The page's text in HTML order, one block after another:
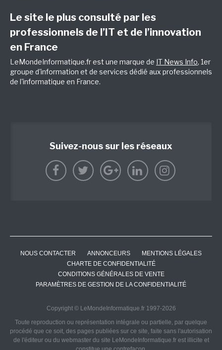
Le site le plus consulté par les
professionnels de l’IT et de l’innovation
en France
LeMondeInformatique.fr est une marque de IT News Info, 1er
groupe d'information et de services dédié aux professionnels
de l'informatique en France.
Suivez-nous sur les réseaux
NOUS CONTACTER ANNONCEURS
MENTIONS LÉGALES
CHARTE DE CONFIDENTIALITÉ
CONDITIONS GÉNÉRALES DE VENTE
PARAMÈTRES DE GESTION DE LA CONFIDENTIALITÉ
Copyright © LeMondeInformatique.fr 1997-2026
Toute reproduction ou représentation intégrale ou partielle, par quelque
procédé que ce soit, des pages publiées sur ce site, faite sans l'autorisation
de l'éditeur ou du webmaster du site LeMondeInformatique.fr est illicite et